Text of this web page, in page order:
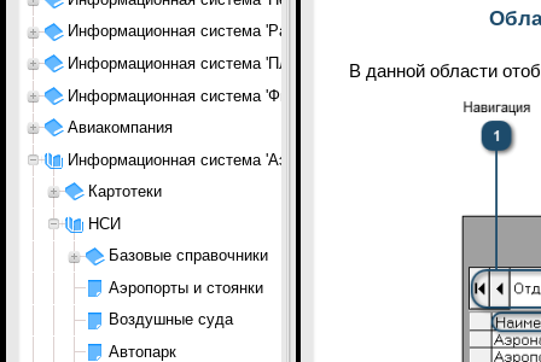
Информационная система 'Расписание'
Информационная система 'Планирование АК'
Информационная система 'Финансы АК'
Авиакомпания
Информационная система 'Аэропорт'
Картотеки
НСИ
Базовые справочники
Аэропорты и стоянки
Воздушные суда
Автопарк
В данной области